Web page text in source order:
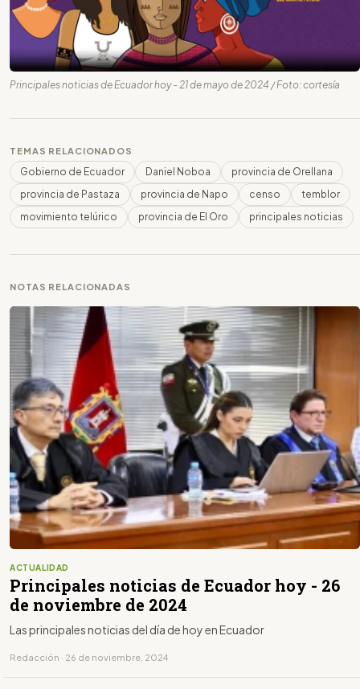
Principales noticias de Ecuador hoy - 21 de mayo de 2024 / Foto: cortesía
TEMAS RELACIONADOS
Gobierno de Ecuador Daniel Noboa
provincia de Orellana
provincia de Pastaza
provincia de Napo censo
temblor
movimiento telúrico
provincia de El Oro principales noticias
NOTAS RELACIONADAS
ACTUALIDAD
Principales noticias de Ecuador hoy - 26
de noviembre de 2024
Las principales noticias del día de hoy en Ecuador
Redacción · 26 de noviembre, 2024